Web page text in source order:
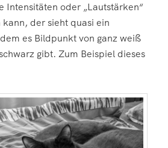
Intensitäten oder „Lautstärken“
kann, der sieht quasi ein
es Bildpunkt von ganz weiß
gibt. Zum Beispiel dieses